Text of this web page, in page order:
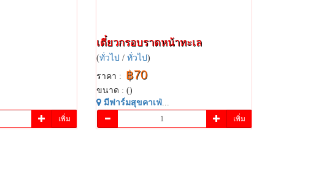
เพิ่ม
เตี๋ยว​กรอบ​ราดหน้า​ทะเล​
(ทั่วไป / ทั่วไป)
ราคา : ฿70
ขนาด : ()
มี​ฟาร์​มสุข​คาเฟ่​ ...
เพิ่ม